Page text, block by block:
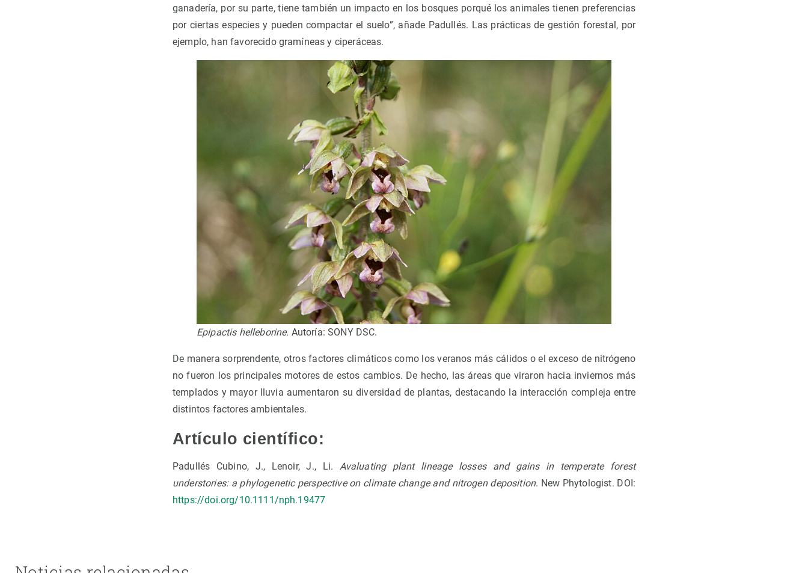
ganadería, por su parte, tiene también un impacto en los bosques porqué los animales tienen preferencias
por ciertas especies y pueden compactar el suelo”, añade Padullés. Las prácticas de gestión forestal, por
ejemplo, han favorecido gramíneas y ciperáceas.
Epipactis helleborine. Autoría: SONY DSC.
De manera sorprendente, otros factores climáticos como los veranos más cálidos o el exceso de nitrógeno
no fueron los principales motores de estos cambios. De hecho, las áreas que viraron hacia inviernos más
templados y mayor lluvia aumentaron su diversidad de plantas, destacando la interacción compleja entre
distintos factores ambientales.
Artículo científico:
Padullés Cubino, J., Lenoir, J., Li. Avaluating plant lineage losses and gains in temperate forest
understories: a phylogenetic perspective on climate change and nitrogen deposition. New Phytologist. DOI:
https://doi.org/10.1111/nph.19477